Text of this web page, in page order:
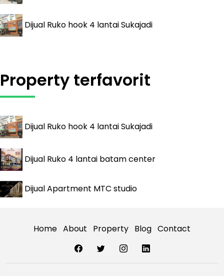
Dijual Ruko hook 4 lantai Sukajadi
Property terfavorit
Dijual Ruko hook 4 lantai Sukajadi
Dijual Ruko 4 lantai batam center
DijualApartment MTC studio
Home About Property Blog Contact